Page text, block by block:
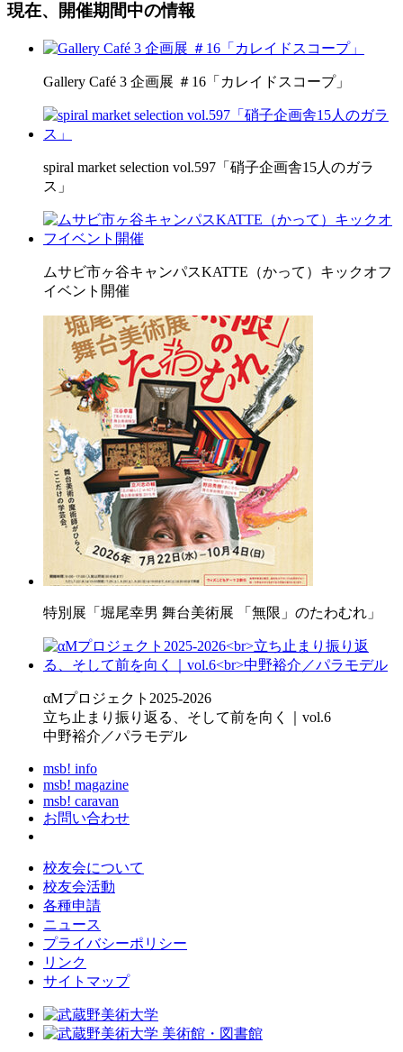
現在、開催期間中の情報
Gallery Café 3 企画展 ＃16「カレイドスコープ」
spiral market selection vol.597「硝子企画舎15人のガラ
ス」
ムサビ市ヶ谷キャンパスKATTE（かって）キックオフ
イベント開催
特別展「堀尾幸男 舞台美術展 「無限」のたわむれ」
αMプロジェクト2025-2026
立ち止まり振り返る、そして前を向く｜vol.6
中野裕介／パラモデル
msb! info
msb! magazine
msb! caravan
お問い合わせ
校友会について
校友会活動
各種申請
ニュース
プライバシーポリシー
リンク
サイトマップ